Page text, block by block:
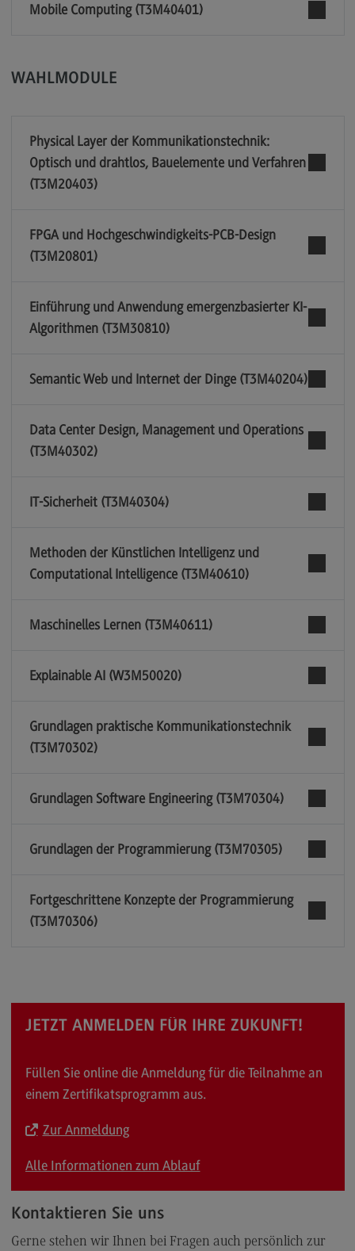
Mobile Computing (T3M40401)
WAHLMODULE
Physical Layer der Kommunikationstechnik:
Optisch und drahtlos, Bauelemente und Verfahren
(T3M20403)
FPGA und Hochgeschwindigkeits-PCB-Design
(T3M20801)
Einführung und Anwendung emergenzbasierter KI-
Algorithmen (T3M30810)
Semantic Web und Internet der Dinge (T3M40204)
Data Center Design, Management und Operations
(T3M40302)
IT-Sicherheit (T3M40304)
Methoden der Künstlichen Intelligenz und
Computational Intelligence (T3M40610)
Maschinelles Lernen (T3M40611)
Explainable AI (W3M50020)
Grundlagen praktische Kommunikationstechnik
(T3M70302)
Grundlagen Software Engineering (T3M70304)
Grundlagen der Programmierung (T3M70305)
Fortgeschrittene Konzepte der Programmierung
(T3M70306)
JETZT ANMELDEN FÜR IHRE ZUKUNFT!
Füllen Sie online die Anmeldung für die Teilnahme an
einem Zertifikatsprogramm aus.
Zur Anmeldung
Alle Informationen zum Ablauf
Kontaktieren Sie uns
Gerne stehen wir Ihnen bei Fragen auch persönlich zur